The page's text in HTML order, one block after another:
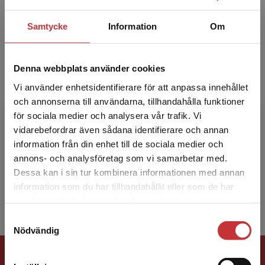
Samtycke Information Om
Denna webbplats använder cookies
Vi använder enhetsidentifierare för att anpassa innehållet
och annonserna till användarna, tillhandahålla funktioner
för sociala medier och analysera vår trafik. Vi
vidarebefordrar även sådana identifierare och annan
information från din enhet till de sociala medier och
annons- och analysföretag som vi samarbetar med.
Dessa kan i sin tur kombinera informationen med annan
information som du har tillhandahållit eller som de har
Nödvändig
Begränsad fraktregion
Det verkar som att du besöker
studentlitteratur.se via en enhet utanför Sverige.
Vi erbjuder inte leveranser utanför Sverige. För
att kunna slutföra ett köp måste
Thomas Önnevik
Thomas Önnevik är civilekonom och har under
många år arbetat med ledarskap, grupp- och
organisationsutveckling inom den privata och
offentliga sekt...